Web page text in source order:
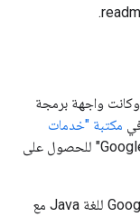
إذا كنت تُطوّر تطبيقات لنظام التشغيل Android وكانت واجهة برمجة
مكتبة "خدمات
، استخدِم مكتبة "خدمات Google Play" للحصول على
إذا كنت تستخدم مكتبة Google API Client Library للغة Java مع